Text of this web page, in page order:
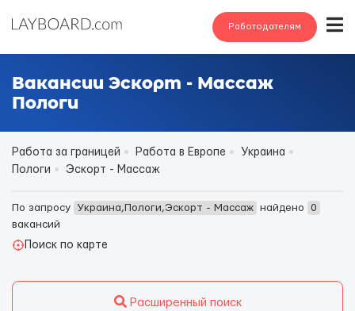
Работодателям
Вакансии Эскорт - Массаж
Пологи
Работа за границей Работа в Европе
Украина
Пологи
Эскорт - Массаж
По запросу Украина,Пологи,Эскорт - Массаж найдено
0
вакансий
Поиск по карте
Расширенный поиск